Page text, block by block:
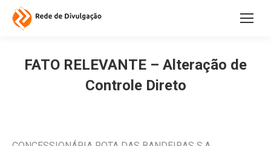
FATO RELEVANTE – Alteração de
Controle Direto